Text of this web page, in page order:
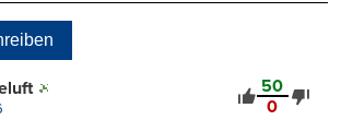
50
0